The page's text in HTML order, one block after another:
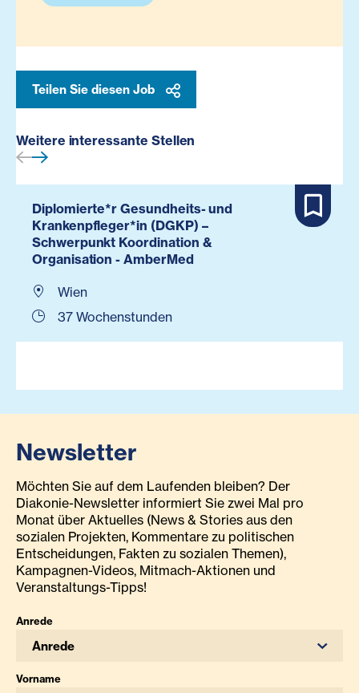
Teilen Sie diesen Job
Weitere interessante Stellen
Diplomierte*r Gesundheits- und
Krankenpfleger*in (DGKP) –
Schwerpunkt Koordination &
Organisation - AmberMed
Wien
37 Wochenstunden
Newsletter
Möchten Sie auf dem Laufenden bleiben? Der
Diakonie-Newsletter informiert Sie zwei Mal pro
Monat über Aktuelles (News & Stories aus den
sozialen Projekten, Kommentare zu politischen
Entscheidungen, Fakten zu sozialen Themen),
Kampagnen-Videos, Mitmach-Aktionen und
Veranstaltungs-Tipps!
Anrede
Anrede
Vorname